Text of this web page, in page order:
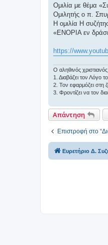
ί
ε
υ
σ
Ομιλία με θέμα
Ομιλητής ο π.
Η ομιλία Η
«ΕΝΟΡΙΑ εν
https://
Ο αληθινός
1. Διαβάζει τον Λόγο
2. Τον εφαρμόζει στη
3. Φροντίζει να τον
Απάντηση
Επιστροφή στο
Ευρετήριο Δ.